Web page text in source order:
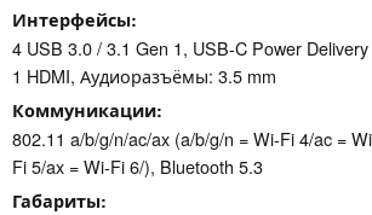
Интерфейсы
4 USB 3.0 / 3.1 Gen 1, USB-C Power
1 HDMI, Аудиоразъёмы: 3.5 mm
Коммуникации
802.11 a/b/g/n/ac/ax (a/b/g/n = Wi-Fi 4/ac =
Fi 5/ax = Wi-Fi 6/), Bluetooth 5.3
Габариты